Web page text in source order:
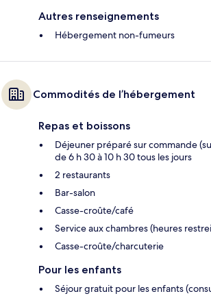
Autres renseignements
Hébergement non-fumeurs
Commodités de l’hébergement
Repas et boissons
Déjeuner préparé sur commande
de 6 h 30 à 10 h 30 tous les jours
2 restaurants
Bar-salon
Casse-croûte/café
Service aux chambres (heures
Casse-croûte/charcuterie
Pour les enfants
Séjour gratuit pour les enfants